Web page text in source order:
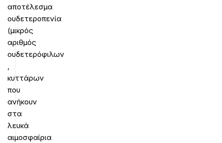
αποτέλεσμα
ουδετεροπενία
(μικρός
αριθμός
ουδετερόφιλων
,
κυττάρων
που
ανήκουν
στα
λευκά
αιμοσφαίρια